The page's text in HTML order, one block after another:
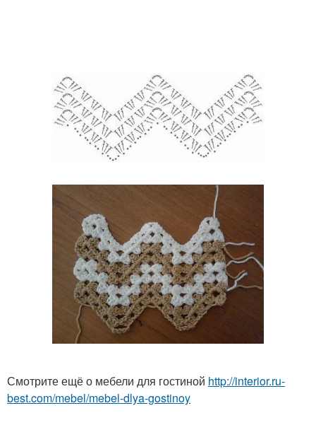
Смотрите ещё о мебели для гостиной http://interior.ru-
best.com/mebel/mebel-dlya-gostinoy